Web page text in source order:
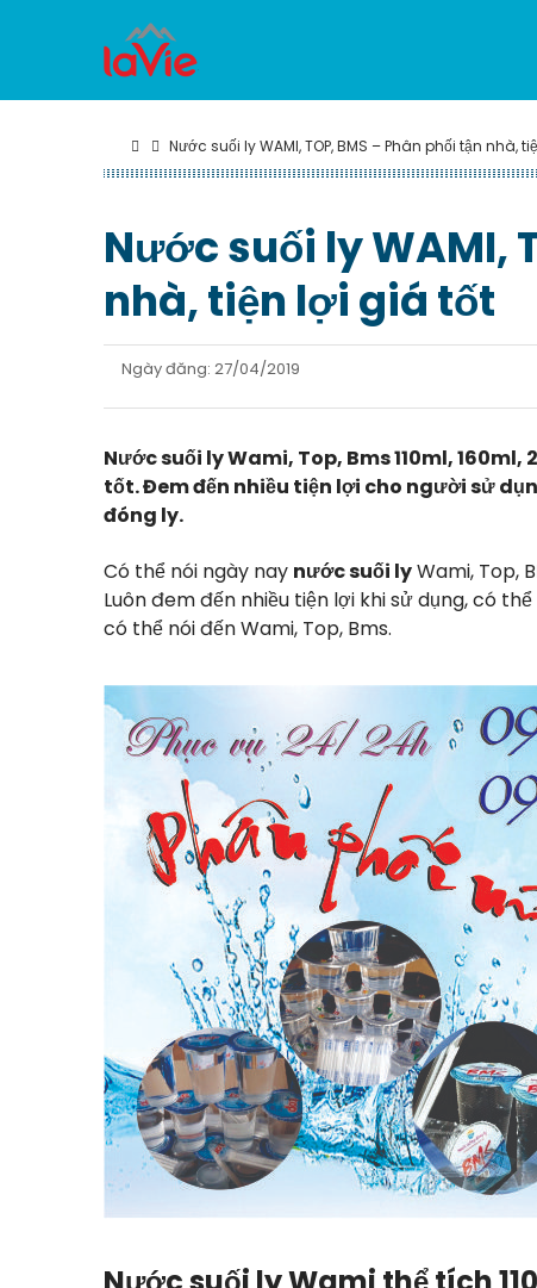
Nước suối ly WAMI, TOP, BMS – Phân phối tận nhà,
Nước suối ly WAMI,
nhà, tiện lợi giá tốt
Ngày đăng: 27/04/2019
Nước suối ly Wami, Top, Bms 110ml,
tốt. Đem đến nhiều tiện lợi cho người sử
đóng ly.
Có thể nói ngày nay nước suối lyWami, Top,
Luôn đem đến nhiều tiện lợi khi sử dụng, có
có thể nói đến Wami, Top, Bms.